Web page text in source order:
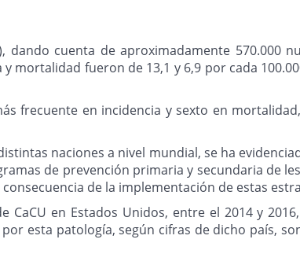
cuenta de aproximadamente 570.000
mortalidad fueron de 13,1 y 6,9 por cada
frecuente en incidencia y sexto en
naciones a nivel mundial, se ha
de prevención primaria y secundaria de
de la implementación de estas
en Estados Unidos, entre el 2014 y
esta patología, según cifras de dicho país,